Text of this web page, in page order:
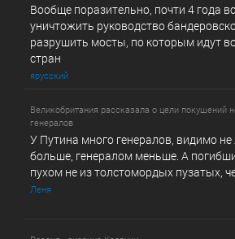
Вообще поразительно, почти 4 года
уничтожить руководство
разрушить мосты, по которым идут
стран
ярусский
Великобритания рассказала о цели покушений
генералов
У Путина много генералов, видимо
больше, генералом меньше. А
пухом не из толстомордых пузатых,
Леня